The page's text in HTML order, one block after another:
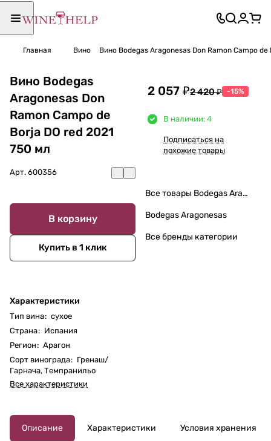
Главная Вино Вино Bodegas Aragonesas Don Ramon Campo de
Вино Bodegas
Aragonesas Don
Ramon Campo de
Borja DO red 2021
750 мл
Арт. 600356
В корзину
Купить в 1 клик
Характеристики
Тип вина: сухое
Страна: Испания
Регион: Арагон
Сорт винограда: Гренаш/
Гарнача, Темпранильо
Все характеристики
2 057 ₽2 420 ₽ -15%
В наличии: 4
Подписаться на
похожие товары
Все товары Bodegas Aragonesas
Bodegas Aragonesas
Все бренды категории
Описание Характеристики Условия хранения